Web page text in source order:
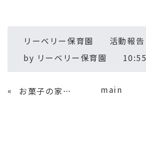
リーベリー保育園
活動報告
by リーベリー保育園 10:55
« お菓子の家完成 main